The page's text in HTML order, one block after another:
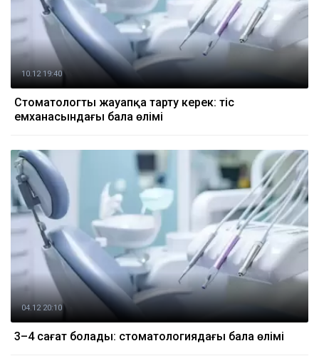
10.12 19:40
Стоматологты жауапқа тарту керек: тіс
емханасындағы бала өлімі
04.12 20:10
3–4 сағат болады: стоматологиядағы бала өлімі